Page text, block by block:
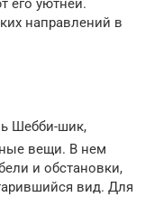
его уютней.
направлений в
Шебби-шик,
вещи. В нем
и обстановки,
вид. Для